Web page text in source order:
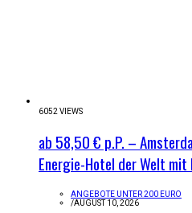
6052 VIEWS
ab 58,50 € p.P. –
Energie-Hotel der Welt
ANGEBOTE UNTER 200 EURO
/AUGUST 10, 2026